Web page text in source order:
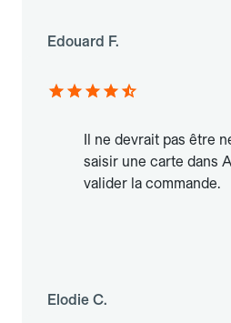
Edouard F.
Il ne devrait pas être
saisir une carte dans
valider la commande.
Elodie C.